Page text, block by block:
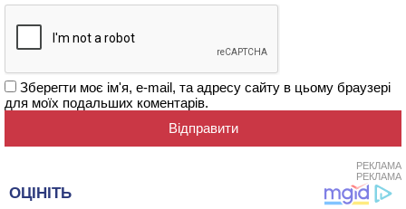
Зберегти моє ім'я, e-mail, та адресу сайту в цьому браузері
для моїх подальших коментарів.
РЕКЛАМА
РЕКЛАМА